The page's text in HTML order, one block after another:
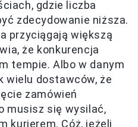
gdzie liczba
zdecydowanie niższa.
przyciągają większą
że konkurencja
tempie. Albo w danym
wielu dostawców, że
zamówień
musisz się wysilać,
kurierem. Cóż, jeżeli